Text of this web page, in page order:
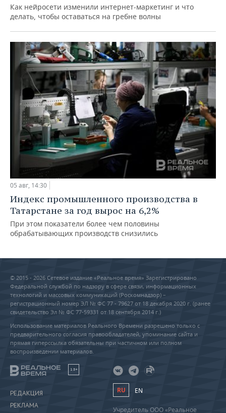
Как нейросети изменили интернет-маркетинг и что
делать, чтобы оставаться на гребне волны
05 авг, 14:30
Индекс промышленного производства в
Татарстане за год вырос на 6,2%
При этом показатели более чем половины
обрабатывающих производств снизились
© 2015 - 2026 Сетевое издание «Реальное время» Зарегистрировано
Федеральной службой по надзору в сфере связи, информационных
технологий и массовых коммуникаций (Роскомнадзор) –
регистрационный номер ЭЛ № ФС 77 - 79627 от 18 декабря 2020 г. (ранее
свидетельство Эл № ФС 77-59331 от 18 сентября 2014 г.)
Использование материалов Реального Времени разрешено только с
предварительного согласия правообладателей, упоминание сайта и
прямая гиперссылка обязательны при частичном или полном
воспроизведении материалов.
18+
РЕДАКЦИЯ
РЕКЛАМА
RU EN
Учредитель ООО «Реальное